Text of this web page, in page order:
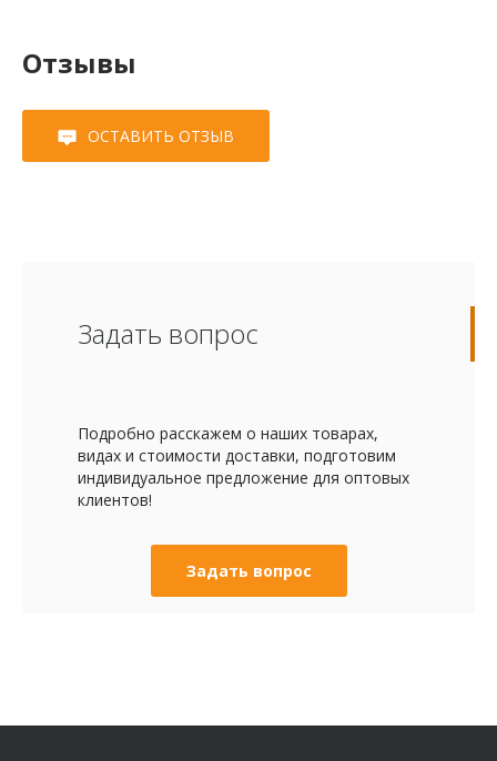
Отзывы
ОСТАВИТЬ ОТЗЫВ
Задать вопрос
Подробно расскажем о наших товарах,
видах и стоимости доставки, подготовим
индивидуальное предложение для оптовых
клиентов!
Задать вопрос